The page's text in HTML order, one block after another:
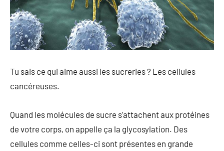
Tu sais ce qui aime aussi les sucreries ? Les cellules
cancéreuses.
Quand les molécules de sucre s’attachent aux protéines
de votre corps, on appelle ça la glycosylation. Des
cellules comme celles-ci sont présentes en grande